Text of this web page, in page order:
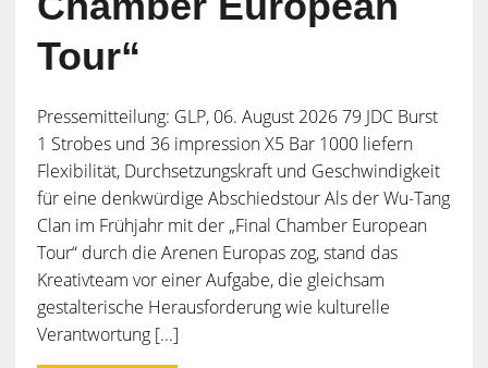
Tour“
Pressemitteilung: GLP, 06. August 2026 79 JDC Burst
1 Strobes und 36 impression X5 Bar 1000 liefern
Flexibilität, Durchsetzungskraft und Geschwindigkeit
für eine denkwürdige Abschiedstour Als der Wu-Tang
Clan im Frühjahr mit der „Final Chamber European
Tour“ durch die Arenen Europas zog, stand das
Kreativteam vor einer Aufgabe, die gleichsam
gestalterische Herausforderung wie kulturelle
Verantwortung [...]